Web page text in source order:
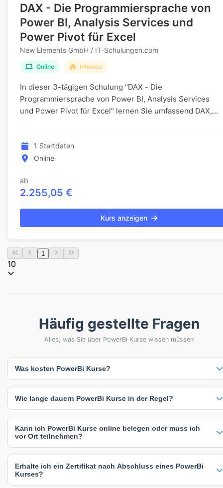
DAX - Die Programmiersprache von
Power BI, Analysis Services und
Power Pivot für Excel
New Elements GmbH / IT-Schulungen.com
Online Inhouse
In dieser 3-tägigen Schulung "DAX - Die
Programmiersprache von Power BI, Analysis Services
und Power Pivot für Excel" lernen Sie umfassend DAX,
1 Startdaten
Online
ab
2.255,05 €
Kurs anzeigen
1
10
Häufig gestellte Fragen
Alles, was Sie über PowerBi Kurse wissen müssen
Was kosten PowerBi Kurse?
bieten auch individuelle Preise auf Anfrage an, die sich nach
Teilnehmerzahl, Kursdauer oder spezifischen Anforderungen richten.
Wie lange dauern PowerBi Kurse in der Regel?
Kursdauer beträgt 2 Tage. Die genaue Dauer hängt vom Kursinhalt
und Intensität ab - intensive Kompaktkurse sind oft kürzer, während
Kann ich PowerBi Kurse online belegen oder muss ich
vor Ort teilnehmen?
Präsenzkurse (67%), 2 Inhouse-Schulungen (67%). Online-Kurse
bieten maximale Flexibilität, während Präsenzkurse direkten
Erhalte ich ein Zertifikat nach Abschluss eines PowerBi
Kurses?